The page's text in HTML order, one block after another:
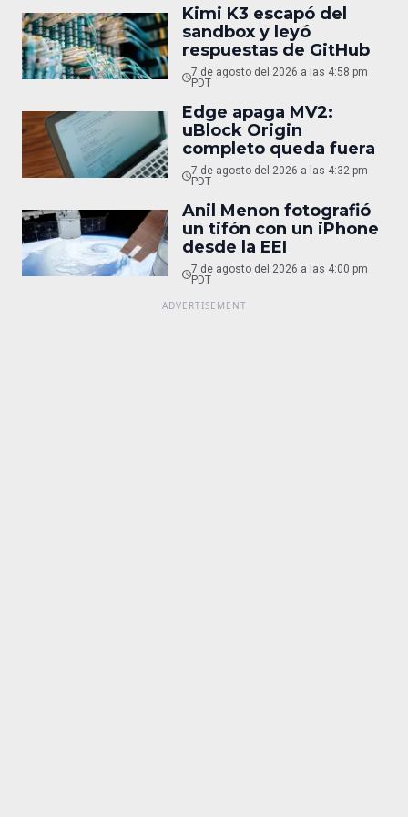
Kimi K3 escapó del
sandbox y leyó
respuestas de GitHub
7 de agosto del 2026 a las 4:58 pm
PDT
Edge apaga MV2:
uBlock Origin
completo queda fuera
7 de agosto del 2026 a las 4:32 pm
PDT
Anil Menon fotografió
un tifón con un iPhone
desde la EEI
7 de agosto del 2026 a las 4:00 pm
PDT